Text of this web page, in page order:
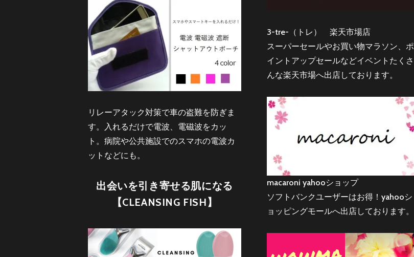
リレーアタック対策で車の盗難を防ぎま
す。入れるだけで電波、電磁波をカッ
ト。病院や公共施設でのスマホの電波カ
ットなどにも。
出会いを引き寄せる肌になる
【CLEANSING FISH】
3-tre-（トレ） 楽天市場店
スーパーセールやお買い物マラソン、ポ
イントアップセールなどイベントたくさ
んな楽天市場へ出店しております。
macaroni yahooショップ
ソフトバンクユーザーはお得！yahooシ
ョッピングモールへ出店しております。